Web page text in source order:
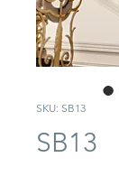
SKU: SB13
SB13